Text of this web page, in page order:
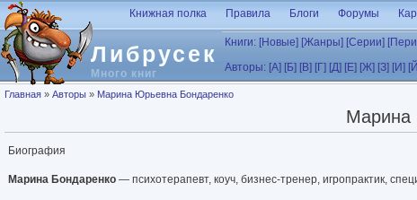
Перейти к основному содержанию
Либрусек
Много книг
Книжная полка Правила Блоги Форумы
Книги: [Новые] [Жанры] [Серии]
Авторы: [А] [Б] [В] [Г] [Д] [Е] [Ж] [З] [И]
Вы здесь
Главная » Авторы » Марина Юрьевна Бондаренко
Марина
Биография
Марина Бондаренко — психотерапевт, коуч, бизнес-тренер, игропрактик,